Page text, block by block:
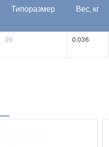
Типоразмер Вес, кг
20 0.036